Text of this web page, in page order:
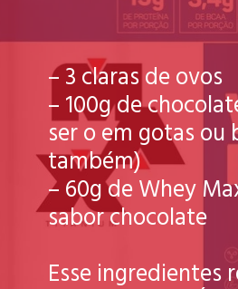
– 3 claras de ovos
– 100g de
ser o em gotas ou
também)
– 60g de Whey
sabor chocolate
Esse ingredientes